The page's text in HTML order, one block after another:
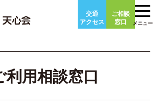
交通
アクセス
ご相談
窓口
メニュー
利用相談窓口